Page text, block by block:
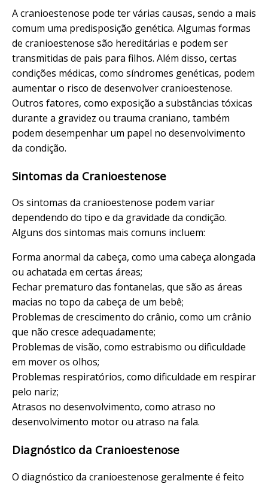
A cranioestenose pode ter várias causas, sendo a mais
comum uma predisposição genética. Algumas formas
de cranioestenose são hereditárias e podem ser
transmitidas de pais para filhos. Além disso, certas
condições médicas, como síndromes genéticas, podem
aumentar o risco de desenvolver cranioestenose.
Outros fatores, como exposição a substâncias tóxicas
durante a gravidez ou trauma craniano, também
podem desempenhar um papel no desenvolvimento
da condição.
Sintomas da Cranioestenose
Os sintomas da cranioestenose podem variar
dependendo do tipo e da gravidade da condição.
Alguns dos sintomas mais comuns incluem:
Forma anormal da cabeça, como uma cabeça alongada
ou achatada em certas áreas;
Fechar prematuro das fontanelas, que são as áreas
macias no topo da cabeça de um bebê;
Problemas de crescimento do crânio, como um crânio
que não cresce adequadamente;
Problemas de visão, como estrabismo ou dificuldade
em mover os olhos;
Problemas respiratórios, como dificuldade em respirar
pelo nariz;
Atrasos no desenvolvimento, como atraso no
desenvolvimento motor ou atraso na fala.
Diagnóstico da Cranioestenose
O diagnóstico da cranioestenose geralmente é feito